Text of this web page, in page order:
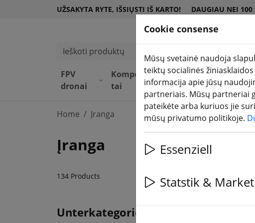
UŽSAKYTA RYTE, IŠSIŲSTI IŠ KARTO! DAUGIAU NEI 100
Ieškoti produktų
FPV
dronai
Komponen
tai
Įrang
a(aktuelle Seite)
DJI
parduotuvė
Home Įranga
Įranga
134 Products
Unterkategorien
Cookie consense
Mūsų svetainė naudoja
teiktų socialinės
informacija apie jūsų
partneriais. Mūsų partneriai
pateikėte arba kuriuos jie
mūsų privatumo politikoje.
Essenziell
Statstik &